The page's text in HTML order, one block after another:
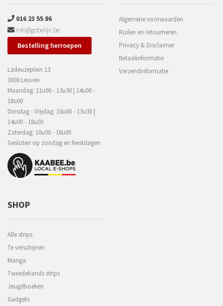
016 23 55 86
info@gobelijn.be
Bestelling herroepen
Ladeuzeplein 13
3000 Leuven
Maandag: 11u00 - 13u30 | 14u00 -
18u00
Dinsdag - Vrijdag: 10u00 - 13u30 |
14u00 - 18u00
Zaterdag: 10u00 - 18u00
Gesloten op zondag en feestdagen
Algemene voorwaarden
Ruilen en retourneren
Privacy & Disclaimer
Betaalinformatie
Verzendinformatie
SHOP
Alle strips
Te verschijnen
Manga
Tweedehands strips
Jeugdboeken
Gadgets